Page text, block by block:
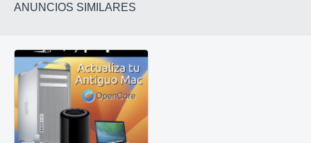
ANUNCIOS SIMILARES